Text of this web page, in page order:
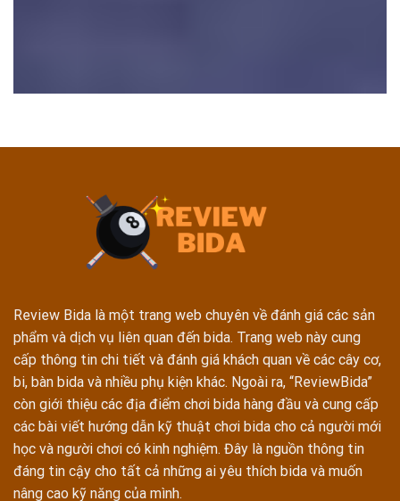
Review Bida là một trang web chuyên về đánh giá các sản
phẩm và dịch vụ liên quan đến bida. Trang web này cung
cấp thông tin chi tiết và đánh giá khách quan về các cây cơ,
bi, bàn bida và nhiều phụ kiện khác. Ngoài ra, “ReviewBida”
còn giới thiệu các địa điểm chơi bida hàng đầu và cung cấp
các bài viết hướng dẫn kỹ thuật chơi bida cho cả người mới
học và người chơi có kinh nghiệm. Đây là nguồn thông tin
đáng tin cậy cho tất cả những ai yêu thích bida và muốn
nâng cao kỹ năng của mình.